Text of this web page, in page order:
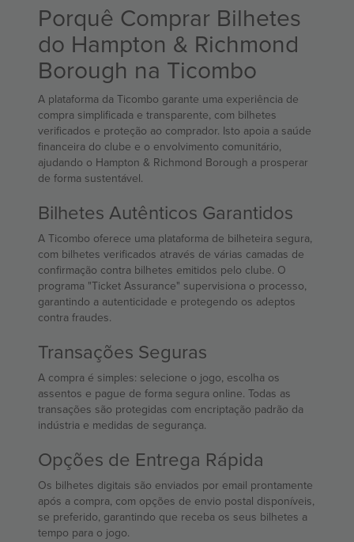
Porquê Comprar Bilhetes
do Hampton & Richmond
Borough na Ticombo
A plataforma da Ticombo garante uma experiência de
compra simplificada e transparente, com bilhetes
verificados e proteção ao comprador. Isto apoia a saúde
financeira do clube e o envolvimento comunitário,
ajudando o Hampton & Richmond Borough a prosperar
de forma sustentável.
Bilhetes Autênticos Garantidos
A Ticombo oferece uma plataforma de bilheteira segura,
com bilhetes verificados através de várias camadas de
confirmação contra bilhetes emitidos pelo clube. O
programa "Ticket Assurance" supervisiona o processo,
garantindo a autenticidade e protegendo os adeptos
contra fraudes.
Transações Seguras
A compra é simples: selecione o jogo, escolha os
assentos e pague de forma segura online. Todas as
transações são protegidas com encriptação padrão da
indústria e medidas de segurança.
Opções de Entrega Rápida
Os bilhetes digitais são enviados por email prontamente
após a compra, com opções de envio postal disponíveis,
se preferido, garantindo que receba os seus bilhetes a
tempo para o jogo.